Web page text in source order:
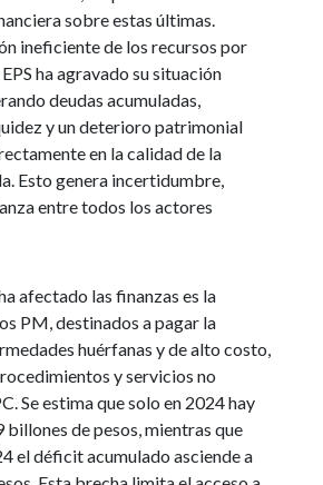
sobre estas últimas.
ineficiente de los recursos por
ha agravado su situación
deudas acumuladas,
y un deterioro patrimonial
en la calidad de la
Esto genera incertidumbre,
entre todos los actores
afectado las finanzas es la
PM, destinados a pagar la
huérfanas y de alto costo,
y servicios no
Se estima que solo en 2024 hay
billones de pesos, mientras que
el déficit acumulado asciende a